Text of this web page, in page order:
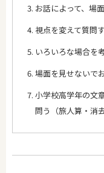
お話によって、場
視点を変えて質問
いろいろな場合を
場面を見せないで
小学校高学年の文
問う（旅人算・消